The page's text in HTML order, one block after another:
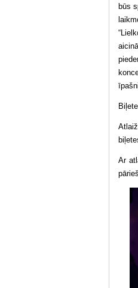
būs
Ar